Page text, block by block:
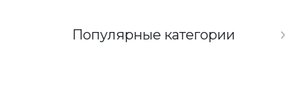
Популярные категории